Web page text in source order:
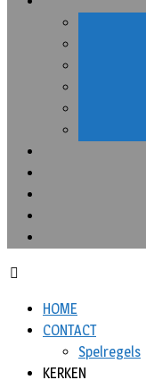
HOME
CONTACT
Spelregels
KERKEN